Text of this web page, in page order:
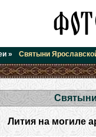
» Святыни
Лития на могиле